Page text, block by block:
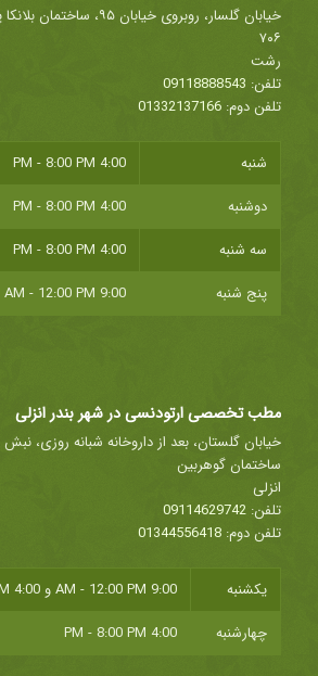
۷۰۶
رشت
تلفن: 09118888543
تلفن دوم: 01332137166
شنبه
4:00 PM - 8:00 PM
دوشنبه
4:00 PM - 8:00 PM
سه شنبه
4:00 PM - 8:00 PM
پنج شنبه
9:00 AM - 12:00 PM
مطب تخصصی ارتودنسی در شهر بندر انزلی
خیابان گلستان، بعد از داروخانه شبانه روزی،
ساختمان گوهربین
انزلی
تلفن: 09114629742
تلفن دوم: 01344556418
یکشنبه 9:00 AM - 12:00 PM و 4:00 PM - 8:00 PM
چهارشنبه
4:00 PM - 8:00 PM